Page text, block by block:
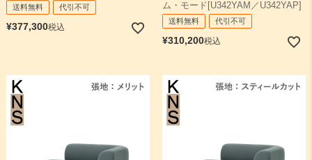
送料無料 代引不可
¥377,300税込
ム・モード[U342YAM／U342YAP]
送料無料 代引不可
¥310,200税込